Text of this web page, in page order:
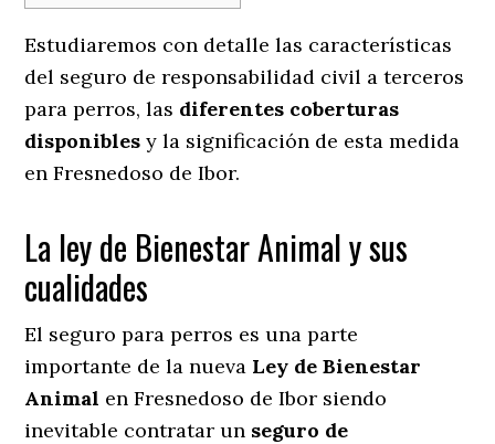
Estudiaremos con detalle las características
del seguro de responsabilidad civil a terceros
para perros, las diferentes coberturas
disponibles y la significación de esta medida
en Fresnedoso de Ibor.
La ley de Bienestar Animal y sus
cualidades
El seguro para perros es una parte
importante de la nueva Ley de Bienestar
Animal en Fresnedoso de Ibor siendo
inevitable contratar un seguro de